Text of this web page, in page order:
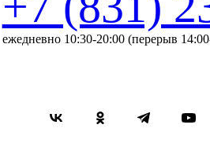
ежедневно 10:30-20:00 (перерыв